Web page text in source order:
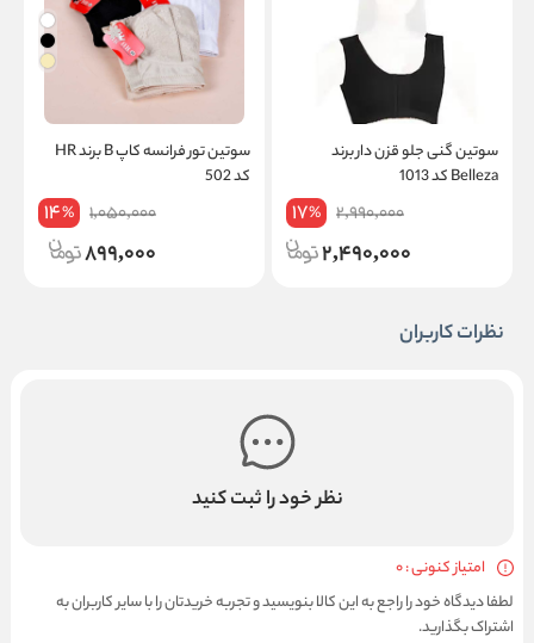
سوتین گنی جلو قزن دار برند
Belleza کد 1013
2,990,000
17%
2,490,000
سوتین تور فرانسه کاپ B برند HR
کد 502
1,050,000
14%
899,000
نظرات کاربران
نظر خود را ثبت کنید
امتیاز کنونی : 0
لطفا دیدگاه خود را راجع به این کالا بنویسید و تجربه خریدتان را با سایر کاربران به
اشتراک بگذارید.